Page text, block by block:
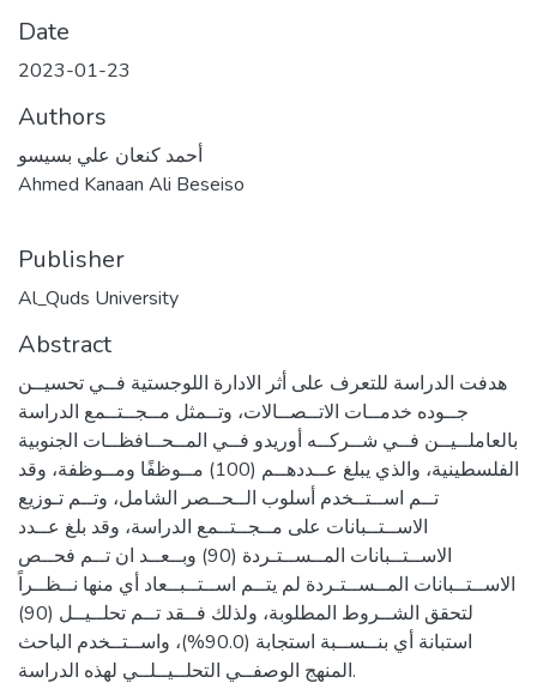
Date
2023-01-23
Authors
أحمد كنعان علي بسيسو
Ahmed Kanaan Ali Beseiso
Publisher
Al_Quds University
Abstract
هدفت الدراسة للتعرف على أثر الادارة اللوجستية فــي تحسيــن
جــوده خدمــات الاتــصــالات، وتــمثل مــجــتــمع الدراسة
بالعاملــيــن فــي شــركــه أوريدو فــي المــحــافظــات الجنوبية
الفلسطينية، والذي يبلغ عــددهــم (100) مــوظفًا ومــوظفة، وقد
تــم اســتــخدم أسلوب الــحــصر الشامل، وتــم تـوزيع
الاســتــبانات على مــجــتــمع الدراسة، وقد بلغ عــدد
الاســتــبانات المــســتـردة (90) وبــعــد ان تــم فحــص
الاســتــبانات المــســتـردة لم يتــم اســتــبــعاد أي منها نــظــراً
لتحقق الشــروط المطلوبة، ولذلك فــقد تــم تحلــيــل (90)
استبانة أي بنــســبة استجابة (90.0%)، واســتــخدم الباحث
المنهج الوصفــي التحلــيــلــي لهذه الدراسة.